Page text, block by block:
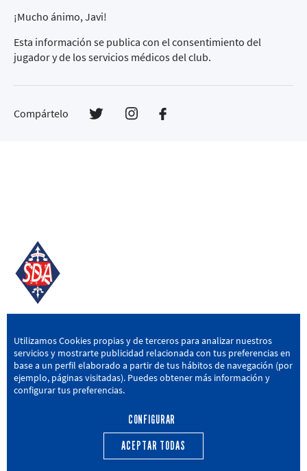
¡Mucho ánimo, Javi!
Esta información se publica con el consentimiento del
jugador y de los servicios médicos del club.
Compártelo
SD AMOREBIETA
San Miguel Kalea, 16, 48340 Amorebieta, Bizkaia
946 604 751 | sda@sdamorebieta.eus
CANTERA ACTUALIDAD
Utilizamos Cookies propias y de terceros para analizar nuestros
servicios y mostrarte publicidad relacionada con tus preferencias en
base a un perfil elaborado a partir de tus hábitos de navegación (por
ejemplo, páginas visitadas). Puedes obtener más información y
configurar tus preferencias.
CONFIGURAR
ACEPTAR TODAS